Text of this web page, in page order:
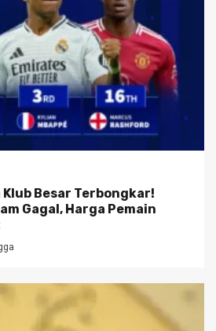
Besar Terbongkar!
Gagal, Harga Pemain